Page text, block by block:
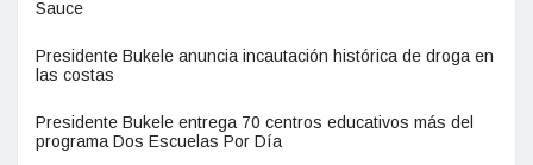
Sauce
Presidente Bukele anuncia incautación histórica de droga en
las costas
Presidente Bukele entrega 70 centros educativos más del
programa Dos Escuelas Por Día